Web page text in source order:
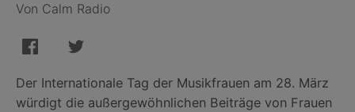
Von Calm Radio
Der Internationale Tag der Musikfrauen am 28. März
würdigt die außergewöhnlichen Beiträge von Frauen